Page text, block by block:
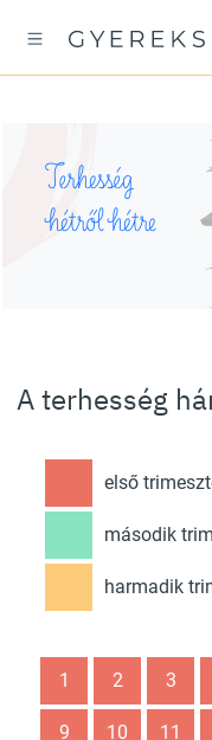
Terhesség
hétről hétre
A terhesség
első
második
harmadik
1 2 3
9 10 11